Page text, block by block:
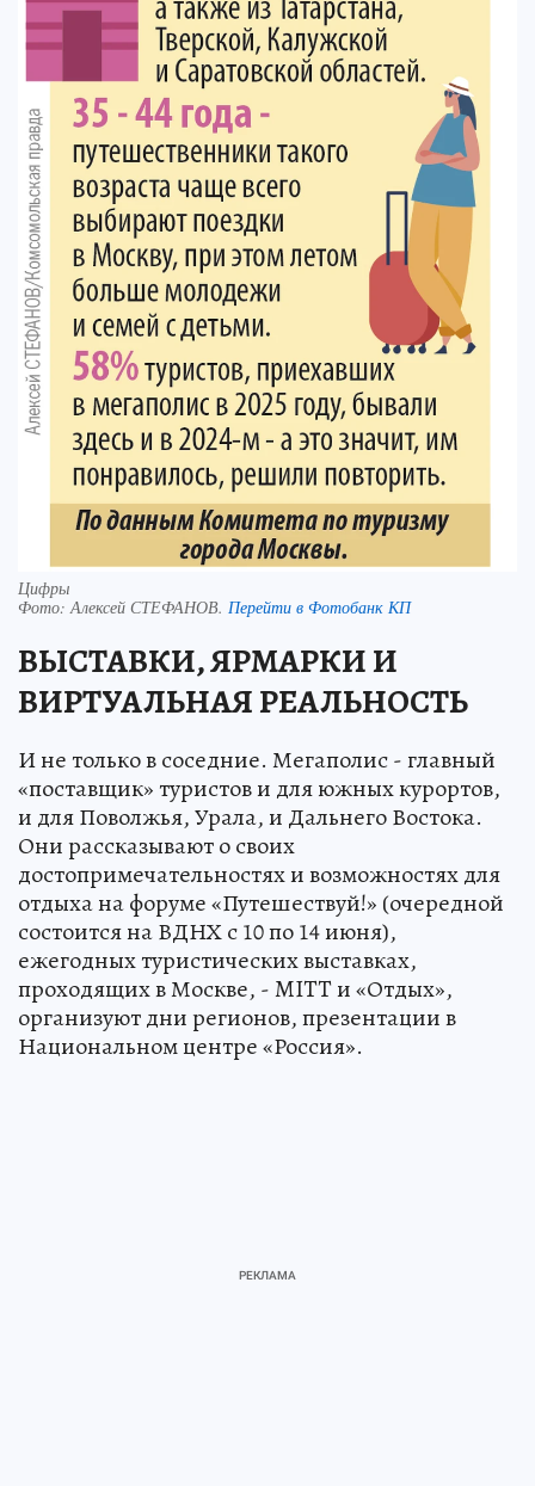
Цифры
Фото: Алексей СТЕФАНОВ. Перейти в Фотобанк КП
ВЫСТАВКИ, ЯРМАРКИ И
ВИРТУАЛЬНАЯ РЕАЛЬНОСТЬ
И не только в соседние. Мегаполис - главный
«поставщик» туристов и для южных курортов,
и для Поволжья, Урала, и Дальнего Востока.
Они рассказывают о своих
достопримечательностях и возможностях для
отдыха на форуме «Путешествуй!» (очередной
состоится на ВДНХ с 10 по 14 июня),
ежегодных туристических выставках,
проходящих в Москве, - MITT и «Отдых»,
организуют дни регионов, презентации в
Национальном центре «Россия».